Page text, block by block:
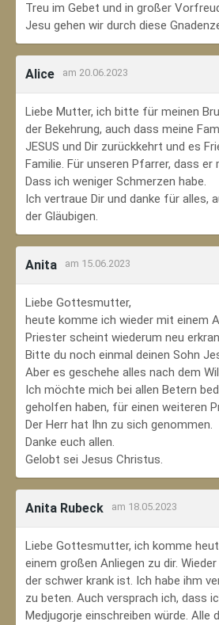
Treu im Gebet und in großer
Jesu gehen wir durch diese
Alice am 20.06.2023
Liebe Mutter, ich bitte für meinen
der Bekehrung, auch dass meine
JESUS und Dir zurückkehrt und es
Familie. Für unseren Pfarrer, dass er
Dass ich weniger Schmerzen habe.
Ich vertraue Dir und danke für alles,
der Gläubigen.
Anita am 15.06.2023
Liebe Gottesmutter,
heute komme ich wieder mit einem
Priester scheint wiederum neu
Bitte du noch einmal deinen Sohn
Aber es geschehe alles nach dem
Ich möchte mich bei allen Betern
geholfen haben, für einen weiteren
Der Herr hat Ihn zu sich genommen.
Danke euch allen.
Gelobt sei Jesus Christus.
Anita Rubeck am 18.05.2023
Liebe Gottesmutter, ich komme
einem großen Anliegen zu dir.
der schwer krank ist. Ich habe ihm
zu beten. Auch versprach ich, dass
Medjugorje einschreiben würde. Alle